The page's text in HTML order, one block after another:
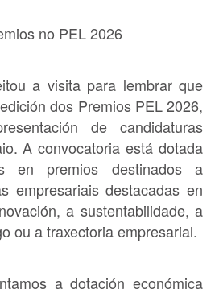
no PEL 2026
a visita para lembrar que
dos Premios PEL 2026,
de candidaturas
A convocatoria está dotada
en premios destinados a
empresariais destacadas en
a sustentabilidade, a
ou a traxectoria empresarial.
a dotación económica